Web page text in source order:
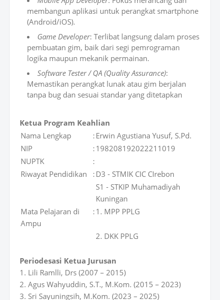
membangun aplikasi untuk perangkat smartphone
(Android/iOS).
Game Developer: Terlibat langsung dalam proses
pembuatan gim, baik dari segi pemrograman
logika maupun mekanik permainan.
Software Tester / QA (Quality Assurance):
Memastikan perangkat lunak atau gim berjalan
tanpa bug dan sesuai standar yang ditetapkan
Ketua Program Keahlian
Nama Lengkap
: Erwin Agustiana Yusuf, S.Pd.
NIP
: 198208192022211019
NUPTK
:
Riwayat Pendidikan
: D3 - STMIK CIC CIrebon
S1 - STKIP Muhamadiyah
Kuningan
Mata Pelajaran di
Ampu
: 1. MPP PPLG
2. DKK PPLG
Periodesasi Ketua Jurusan
1. Lili Ramlli, Drs (2007 – 2015)
2. Agus Wahyuddin, S.T., M.Kom. (2015 – 2023)
3. Sri Sayuningsih, M.Kom. (2023 – 2025)